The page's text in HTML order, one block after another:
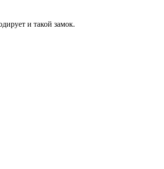
и такой замок.